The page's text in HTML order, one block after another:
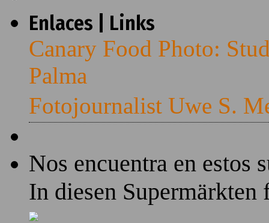
Enlaces | Links
Canary Food Photo:
Palma
Fotojournalist Uwe S.
Nos encuentra en estos
In diesen Supermärkten